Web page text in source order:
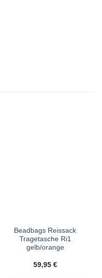
Beadbags Reissack
Tragetasche Ri1
gelb/orange
59,95 €